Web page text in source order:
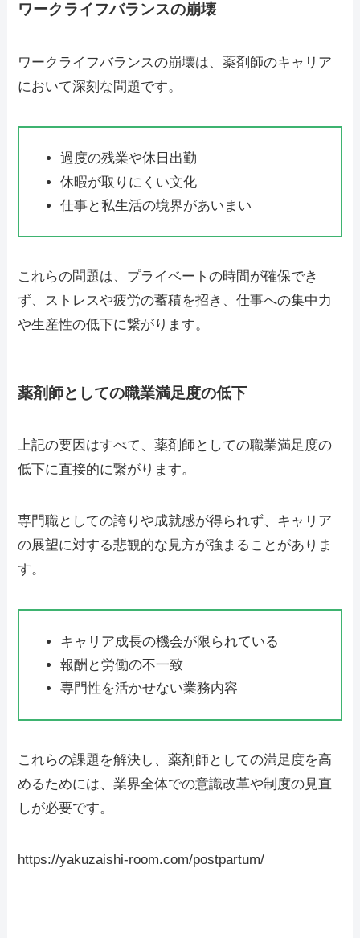
ワークライフバランスの崩壊
ワークライフバランスの崩壊は、薬剤師のキャリア
において深刻な問題です。
過度の残業や休日出勤
休暇が取りにくい文化
仕事と私生活の境界があいまい
これらの問題は、プライベートの時間が確保でき
ず、ストレスや疲労の蓄積を招き、仕事への集中力
や生産性の低下に繋がります。
薬剤師としての職業満足度の低下
上記の要因はすべて、薬剤師としての職業満足度の
低下に直接的に繋がります。
専門職としての誇りや成就感が得られず、キャリア
の展望に対する悲観的な見方が強まることがありま
す。
キャリア成長の機会が限られている
報酬と労働の不一致
専門性を活かせない業務内容
これらの課題を解決し、薬剤師としての満足度を高
めるためには、業界全体での意識改革や制度の見直
しが必要です。
https://yakuzaishi-room.com/postpartum/